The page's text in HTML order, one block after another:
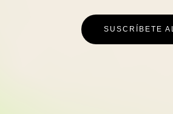
SUSCRÍBETE